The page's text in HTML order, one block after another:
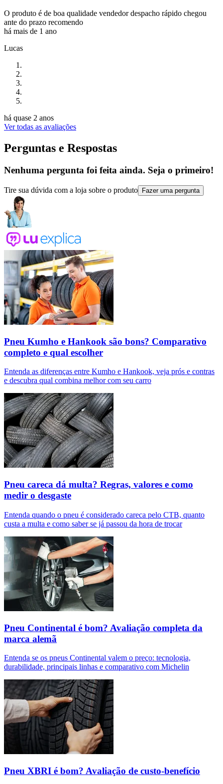
O produto é de boa qualidade vendedor despacho rápido chegou
ante do prazo recomendo
há mais de 1 ano
Lucas
há quase 2 anos
Ver todas as avaliações
Perguntas e Respostas
Nenhuma pergunta foi feita ainda. Seja o primeiro!
Tire sua dúvida com a loja sobre o produto Fazer uma pergunta
Pneu Kumho e Hankook são bons? Comparativo
completo e qual escolher
Entenda as diferenças entre Kumho e Hankook, veja prós e contras
e descubra qual combina melhor com seu carro
Pneu careca dá multa? Regras, valores e como
medir o desgaste
Entenda quando o pneu é considerado careca pelo CTB, quanto
custa a multa e como saber se já passou da hora de trocar
Pneu Continental é bom? Avaliação completa da
marca alemã
Entenda se os pneus Continental valem o preço: tecnologia,
durabilidade, principais linhas e comparativo com Michelin
Pneu XBRI é bom? Avaliação de custo-benefício